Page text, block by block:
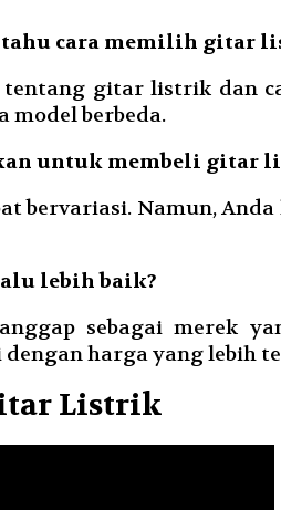
tahu cara memilih gitar
gitar listrik dan
model berbeda.
untuk membeli
Namun,
lebih baik?
sebagai merek
harga yang lebih
Listrik